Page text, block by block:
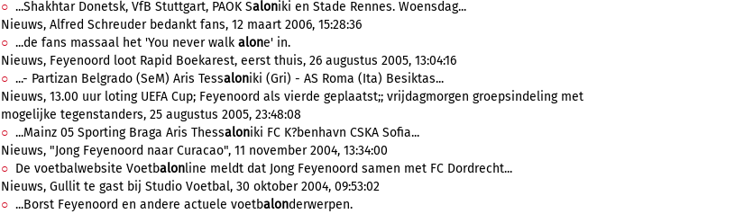
...Shakhtar Donetsk, VfB Stuttgart, PAOK Saloniki en Stade Rennes. Woensdag...
Nieuws, Alfred Schreuder bedankt fans, 12 maart 2006, 15:28:36
...de fans massaal het 'You never walk alone' in.
Nieuws, Feyenoord loot Rapid Boekarest, eerst thuis, 26 augustus 2005, 13:04:16
...- Partizan Belgrado (SeM) Aris Tessaloniki (Gri) - AS Roma (Ita) Besiktas...
Nieuws, 13.00 uur loting UEFA Cup; Feyenoord als vierde geplaatst;; vrijdagmorgen groepsindeling met
mogelijke tegenstanders, 25 augustus 2005, 23:48:08
...Mainz 05 Sporting Braga Aris Thessaloniki FC K?benhavn CSKA Sofia...
Nieuws, "Jong Feyenoord naar Curacao", 11 november 2004, 13:34:00
De voetbalwebsite Voetbalonline meldt dat Jong Feyenoord samen met FC Dordrecht...
Nieuws, Gullit te gast bij Studio Voetbal, 30 oktober 2004, 09:53:02
...Borst Feyenoord en andere actuele voetbalonderwerpen.